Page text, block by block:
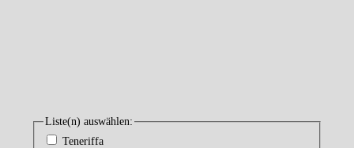
Liste(n) auswählen:
Teneriffa